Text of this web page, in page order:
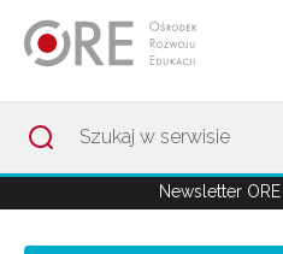
Newsletter